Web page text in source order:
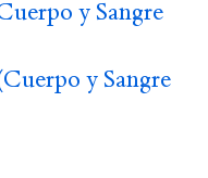
y Sangre
y Sangre